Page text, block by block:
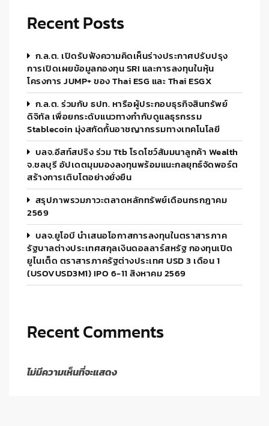
Recent Posts
ก.ล.ต. เปิดรับฟังความคิดเห็นร่างประกาศปรับปรุง
การเปิดเผยข้อมูลกองทุน SRI และการลงทุนในหุ้น
โครงการ JUMP+ ของ Thai ESG และ Thai ESGX
ก.ล.ต. ร่วมกับ ธปท. หารือผู้ประกอบธุรกิจสินทรัพย์
ดิจิทัล เพื่อยกระดับแนวทางกำกับดูแลธุรกรรม
Stablecoin มุ่งสกัดกั้นอาชญากรรมทางเทคโนโลยี
บลจ.อีสท์สปริง ร่วม Ttb โรดโชว์สัมมนาลูกค้า Wealth
จ.ชลบุรี อัปเดตมุมมองลงทุนพร้อมแนะกลยุทธ์จัดพอร์ต
สร้างการเติบโตอย่างยั่งยืน
สรุปภาพรวมภาวะตลาดหลักทรัพย์เดือนกรกฎาคม
2569
บลจ.ยูโอบี นำเสนอโอกาสการลงทุนในตราสารภาค
รัฐบาลต่างประเทศสกุลเงินดอลลาร์สหรัฐ กองทุนเปิด
ยูไนเต็ด ตราสารภาครัฐต่างประเทศ USD 3 เดือน 1
(USOVUSD3M1) IPO 6-11 สิงหาคม 2569
Recent Comments
ไม่มีความเห็นที่จะแสดง